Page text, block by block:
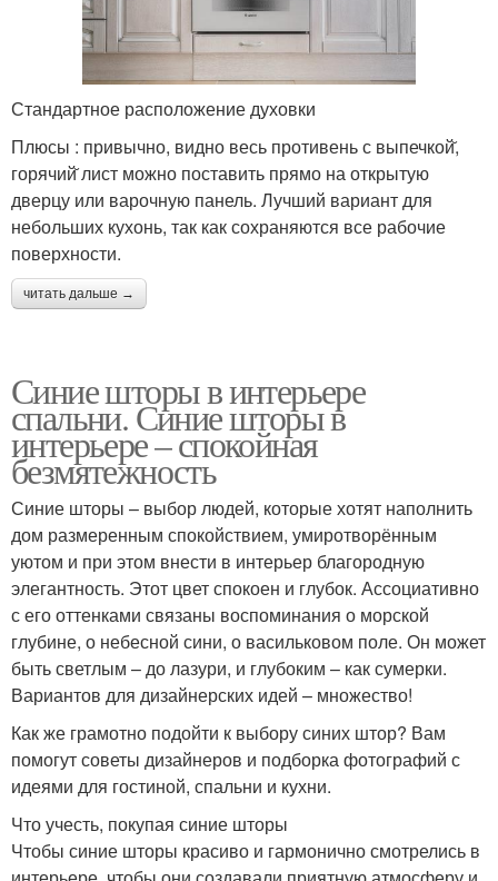
Стандартное расположение духовки
Плюсы : привычно, видно весь противень с выпечкой̆,
горячий̆ лист можно поставить прямо на открытую
дверцу или варочную панель. Лучший вариант для
небольших кухонь, так как сохраняются все рабочие
поверхности.
читать дальше →
Синие шторы в интерьере
спальни. Синие шторы в
интерьере – спокойная
безмятежность
Синие шторы – выбор людей, которые хотят наполнить
дом размеренным спокойствием, умиротворённым
уютом и при этом внести в интерьер благородную
элегантность. Этот цвет спокоен и глубок. Ассоциативно
с его оттенками связаны воспоминания о морской
глубине, о небесной сини, о васильковом поле. Он может
быть светлым – до лазури, и глубоким – как сумерки.
Вариантов для дизайнерских идей – множество!
Как же грамотно подойти к выбору синих штор? Вам
помогут советы дизайнеров и подборка фотографий с
идеями для гостиной, спальни и кухни.
Что учесть, покупая синие шторы
Чтобы синие шторы красиво и гармонично смотрелись в